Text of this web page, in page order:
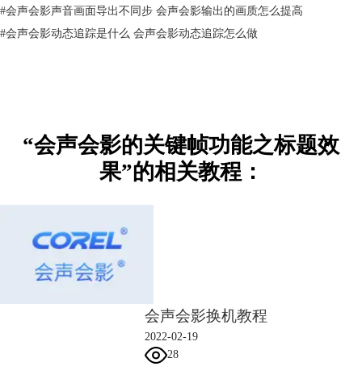
接着，我们需要根据所需的动画效果，设置属性与关键帧。
#会声会影声音画面导出不同步 会声会影输出的画质怎么提高
#会声会影动态追踪是什么 会声会影动态追踪怎么做
“会声会影的关键帧功能之标题效
果”的相关教程：
会声会影换机教程
2022-02-19
28